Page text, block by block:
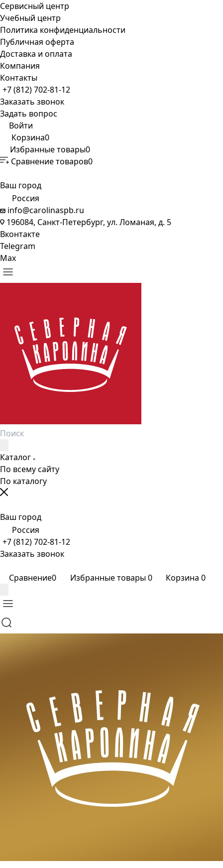
Сервисный центр
Учебный центр
Политика конфиденциальности
Публичная оферта
Доставка и оплата
Компания
Контакты
+7 (812) 702-81-12
Заказать звонок
Задать вопрос
Войти
Корзина0
Избранные товары0
Сравнение товаров0
Ваш город
Россия
info@carolinaspb.ru
196084, Санкт-Петербург, ул. Ломаная, д. 5
Вконтакте
Telegram
Max
Каталог
По всему сайту
По каталогу
Ваш город
Россия
+7 (812) 702-81-12
Заказать звонок
Сравнение0 Избранные товары0 Корзина 0